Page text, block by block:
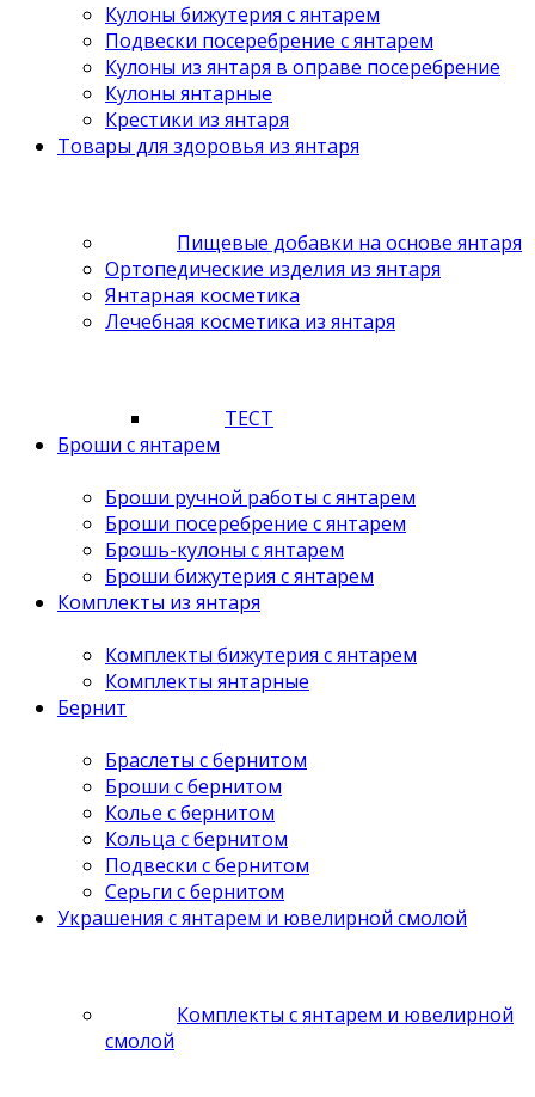
Кулоны бижутерия с янтарем
Подвески посеребрение с янтарем
Кулоны из янтаря в оправе посеребрение
Кулоны янтарные
Крестики из янтаря
Товары для здоровья из янтаря
Пищевые добавки на основе янтаря
Ортопедические изделия из янтаря
Янтарная косметика
Лечебная косметика из янтаря
ТЕСТ
Броши с янтарем
Броши ручной работы с янтарем
Броши посеребрение с янтарем
Брошь-кулоны с янтарем
Броши бижутерия с янтарем
Комплекты из янтаря
Комплекты бижутерия с янтарем
Комплекты янтарные
Бернит
Браслеты с бернитом
Броши с бернитом
Колье с бернитом
Кольца с бернитом
Подвески с бернитом
Серьги с бернитом
Украшения с янтарем и ювелирной смолой
Комплекты с янтарем и ювелирной
смолой